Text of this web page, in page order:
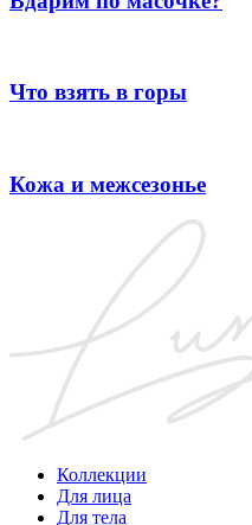
Что взять в горы
Кожа и межсезонье
Коллекции
Для лица
Для тела